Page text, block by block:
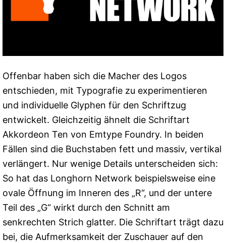
Offenbar haben sich die Macher des Logos
entschieden, mit Typografie zu experimentieren
und individuelle Glyphen für den Schriftzug
entwickelt. Gleichzeitig ähnelt die Schriftart
Akkordeon Ten von Emtype Foundry. In beiden
Fällen sind die Buchstaben fett und massiv, vertikal
verlängert. Nur wenige Details unterscheiden sich:
So hat das Longhorn Network beispielsweise eine
ovale Öffnung im Inneren des „R“, und der untere
Teil des „G“ wirkt durch den Schnitt am
senkrechten Strich glatter. Die Schriftart trägt dazu
bei, die Aufmerksamkeit der Zuschauer auf den